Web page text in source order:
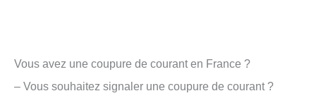
Vous avez une coupure de courant en France ?
– Vous souhaitez signaler une coupure de courant ?